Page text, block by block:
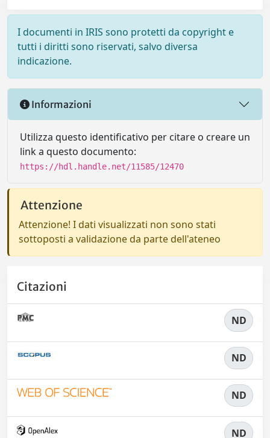
I documenti in IRIS sono protetti da copyright e
tutti i diritti sono riservati, salvo diversa
indicazione.
Informazioni
Utilizza questo identificativo per citare o creare un
link a questo documento:
https://hdl.handle.net/11585/12470
Attenzione
Attenzione! I dati visualizzati non sono stati
sottoposti a validazione da parte dell'ateneo
Citazioni
ND
ND
ND
ND